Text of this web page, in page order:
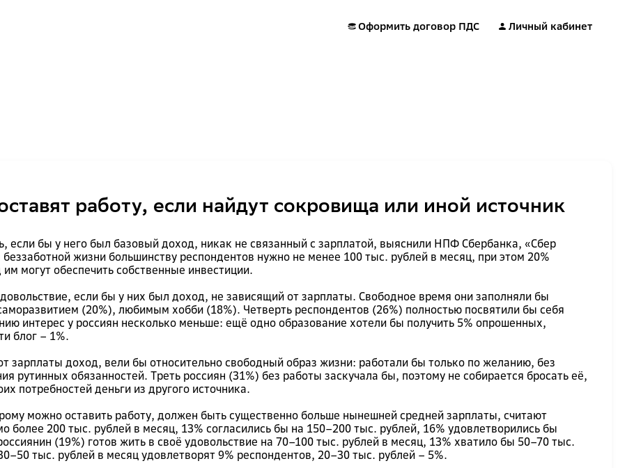
Оформить договор ПДС Личный кабинет
работу, если найдут сокровища или иной источник
если бы у него был базовый доход, никак не связанный с зарплатой, выяснили НПФ Сбербанка, «Сбер
жизни большинству респондентов нужно не менее 100 тыс. рублей в месяц, при этом 20%
могут обеспечить собственные инвестиции.
если бы у них был доход, не зависящий от зарплаты. Свободное время они заполняли бы
(20%), любимым хобби (18%). Четверть респондентов (26%) полностью посвятили бы себя
интерес у россиян несколько меньше: ещё одно образование хотели бы получить 5% опрошенных,
блог – 1%.
зарплаты доход, вели бы относительно свободный образ жизни: работали бы только по желанию, без
рутинных обязанностей. Треть россиян (31%) без работы заскучала бы, поэтому не собирается бросать её,
потребностей деньги из другого источника.
можно оставить работу, должен быть существенно больше нынешней средней зарплаты, считают
200 тыс. рублей в месяц, 13% согласились бы на 150–200 тыс. рублей, 16% удовлетворились бы
(19%) готов жить в своё удовольствие на 70–100 тыс. рублей в месяц, 13% хватило бы 50–70 тыс.
тыс. рублей в месяц удовлетворят 9% респондентов, 20–30 тыс. рублей – 5%.